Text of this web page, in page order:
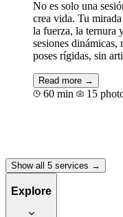
No es solo una
crea vida. Tu
la fuerza, la ternura
sesiones dinámicas,
poses rígidas, sin
Read more →
60 min 15
Show all 5 services →
Explore